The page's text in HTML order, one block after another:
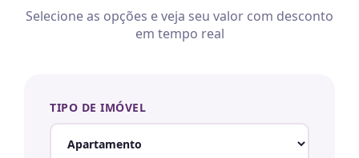
Selecione as opções e veja seu valor com desconto
em tempo real
TIPO DE IMÓVEL